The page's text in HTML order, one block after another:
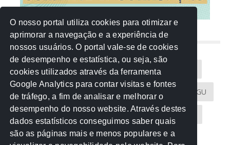
NUVEM DE TAGS
Acontece na Rede AGU AMM
Atricon Audicom CAU-MT CGU
CREA-MT Eventos MPC-MT MPE-MT
MPF Notícias PF PGE-MT PGR
O nosso portal utiliza cookies para otimizar e
aprimorar a navegação e a experiência de
nossos usuários. O portal vale-se de cookies
de desempenho e estatística, ou seja, são
cookies utilizados através da ferramenta
Google Analytics para contar visitas e fontes
de tráfego, a fim de analisar e melhorar o
desempenho do nosso website. Através destes
dados estatísticos conseguimos saber quais
são as páginas mais e menos populares e a